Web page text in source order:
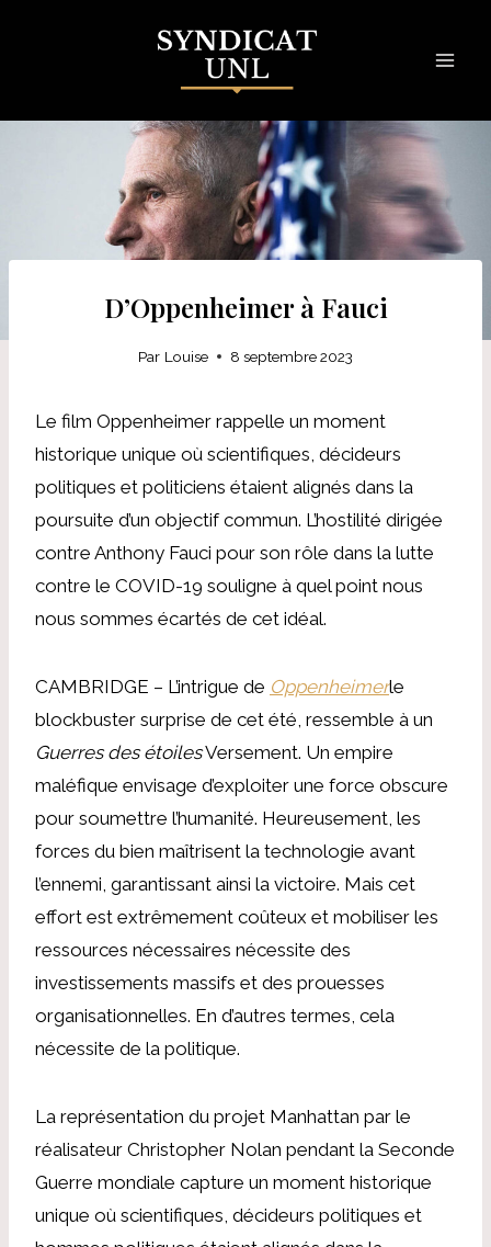
D’Oppenheimer à Fauci
Par Louise 8 septembre 2023
Le film Oppenheimer rappelle un moment
historique unique où scientifiques, décideurs
politiques et politiciens étaient alignés dans la
poursuite d’un objectif commun. L’hostilité dirigée
contre Anthony Fauci pour son rôle dans la lutte
contre le COVID-19 souligne à quel point nous
nous sommes écartés de cet idéal.
CAMBRIDGE – L’intrigue de Oppenheimerle
blockbuster surprise de cet été, ressemble à un
Guerres des étoilesVersement. Un empire
maléfique envisage d’exploiter une force obscure
pour soumettre l’humanité. Heureusement, les
forces du bien maîtrisent la technologie avant
l’ennemi, garantissant ainsi la victoire. Mais cet
effort est extrêmement coûteux et mobiliser les
ressources nécessaires nécessite des
investissements massifs et des prouesses
organisationnelles. En d’autres termes, cela
nécessite de la politique.
La représentation du projet Manhattan par le
réalisateur Christopher Nolan pendant la Seconde
Guerre mondiale capture un moment historique
unique où scientifiques, décideurs politiques et